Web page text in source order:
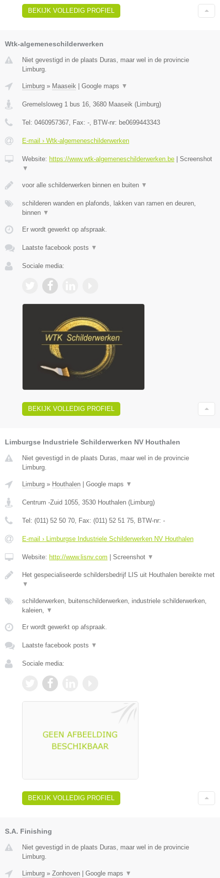
BEKIJK VOLLEDIG PROFIEL
Wtk-algemeneschilderwerken
Niet gevestigd in de plaats Duras, maar wel in de provincie
Limburg.
Limburg » Maaseik | Google maps ▼
Gremelsloweg 1 bus 16 3680 Maaseik (Limburg)
Tel: 0460957367 , Fax: - , BTW-nr: be0699443343
E-mail › Wtk-algemeneschilderwerken
Website: https://www.wtk-algemeneschilderwerken.be | Screenshot
▼
voor alle schilderwerken binnen en buiten ▼
schilderen wanden en plafonds, lakken van ramen en deuren,
binnen ▼
Er wordt gewerkt op afspraak.
Laatste facebook posts ▼
Sociale media:
BEKIJK VOLLEDIG PROFIEL
Limburgse Industriele Schilderwerken NV Houthalen
Niet gevestigd in de plaats Duras, maar wel in de provincie
Limburg.
Limburg » Houthalen Google maps ▼
Centrum -Zuid 1055, 3530 Houthalen (Limburg)
Tel: (011) 52 50 70, Fax: (011) 52 51 75, BTW-nr: -
E-mail › Limburgse Industriele Schilderwerken NV Houthalen
Website: http://www.lisnv.com Screenshot ▼
Het gespecialiseerde schildersbedrijf LIS uit Houthalen bereikte met
▼
schilderwerken, buitenschilderwerken, industriele schilderwerken,
kaleien, ▼
Er wordt gewerkt op afspraak.
Laatste facebook posts ▼
Sociale media:
BEKIJK VOLLEDIG PROFIEL
S.A. Finishing
Niet gevestigd in de plaats Duras, maar wel in de provincie
Limburg.
Limburg » Zonhoven Google maps ▼